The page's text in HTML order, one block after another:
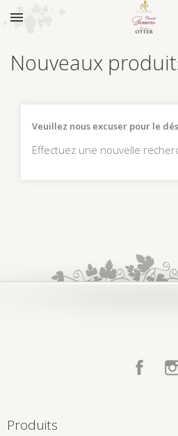

Nouveaux
Veuillez nous excuser pour le
Effectuez une nouvelle
Produits